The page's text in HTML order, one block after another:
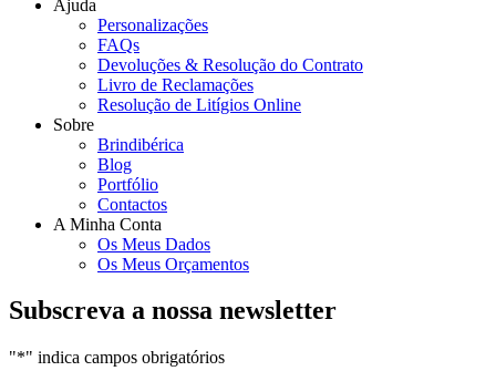
Ajuda
Personalizações
FAQs
Devoluções & Resolução do Contrato
Livro de Reclamações
Resolução de Litígios Online
Sobre
Brindibérica
Blog
Portfólio
Contactos
A Minha Conta
Os Meus Dados
Os Meus Orçamentos
Subscreva a nossa newsletter
"*" indica campos obrigatórios